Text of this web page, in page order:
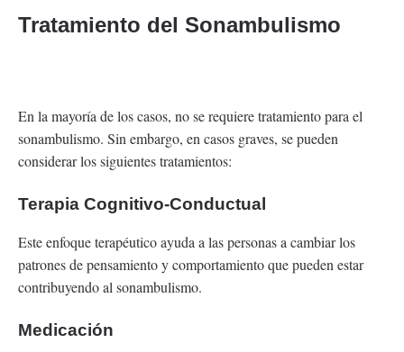
Tratamiento del Sonambulismo
En la mayoría de los casos, no se requiere tratamiento para el
sonambulismo. Sin embargo, en casos graves, se pueden
considerar los siguientes tratamientos:
Terapia Cognitivo-Conductual
Este enfoque terapéutico ayuda a las personas a cambiar los
patrones de pensamiento y comportamiento que pueden estar
contribuyendo al sonambulismo.
Medicación